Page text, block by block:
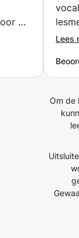
nodig zijn om
doctoraat in
Lleida. Ik heb
Ik heb zowel
grote als
de lessen
heb ook
de
les! ”
Lees
Om de